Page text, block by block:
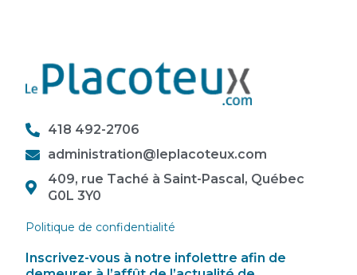
418 492-2706
administration@leplacoteux.com
409, rue Taché à Saint-Pascal, Québec
G0L 3Y0
Politique de confidentialité
Inscrivez-vous à notre infolettre afin de